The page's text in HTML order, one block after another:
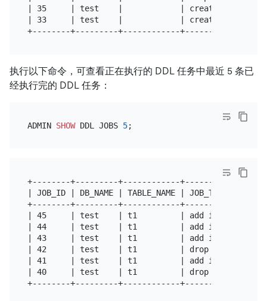
| 35     | test    |            | create table  |
| 33     | test    |            | create schema |
执行以下命令，可查看正在执行的 DDL 任务中最近 5 条已
经执行完的 DDL 任务：
ADMIN SHOW DDL JOBS 5
+--------+---------+------------+---------------
| JOB_ID | DB_NAME | TABLE_NAME |
+--------+---------+------------+---------------
| 45     | test    | t1         | add index     |
| 44     | test    | t1         | add index     |
| 43     | test    | t1         | add index     |
| 42     | test    | t1         | drop index    |
| 41     | test    | t1         | add index     |
| 40     | test    | t1         | drop column   |